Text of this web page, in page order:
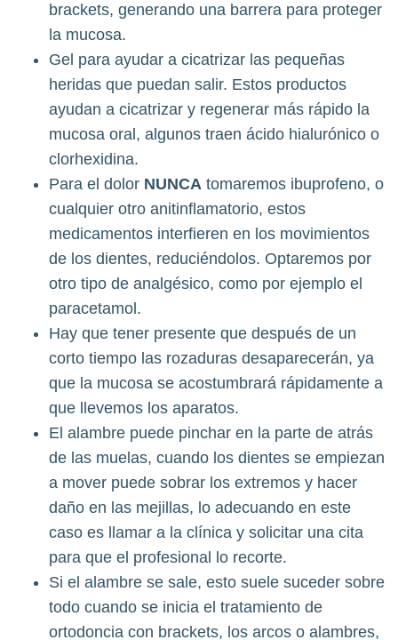
brackets, generando una barrera para proteger
la mucosa.
Gel para ayudar a cicatrizar las pequeñas
heridas que puedan salir. Estos productos
ayudan a cicatrizar y regenerar más rápido la
mucosa oral, algunos traen ácido hialurónico o
clorhexidina.
Para el dolor NUNCA tomaremos ibuprofeno, o
cualquier otro anitinflamatorio, estos
medicamentos interfieren en los movimientos
de los dientes, reduciéndolos. Optaremos por
otro tipo de analgésico, como por ejemplo el
paracetamol.
Hay que tener presente que después de un
corto tiempo las rozaduras desaparecerán, ya
que la mucosa se acostumbrará rápidamente a
que llevemos los aparatos.
El alambre puede pinchar en la parte de atrás
de las muelas, cuando los dientes se empiezan
a mover puede sobrar los extremos y hacer
daño en las mejillas, lo adecuando en este
caso es llamar a la clínica y solicitar una cita
para que el profesional lo recorte.
Si el alambre se sale, esto suele suceder sobre
todo cuando se inicia el tratamiento de
ortodoncia con brackets, los arcos o alambres,